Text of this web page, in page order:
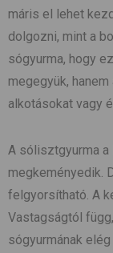
máris el lehet
dolgozni, mint a
sógyurma, hogy
megegyük,
alkotásokat vagy
A sólisztgyurma a
megkeményedik.
felgyorsítható. A
Vastagságtól
sógyurmának